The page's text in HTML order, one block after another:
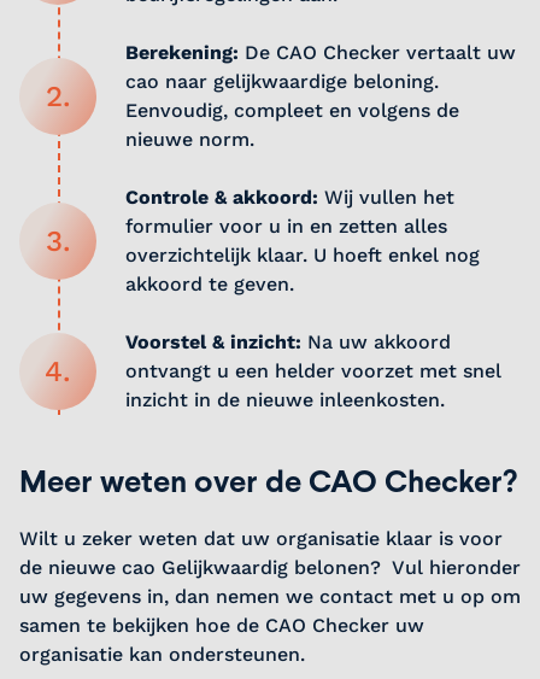
2.
Berekening: De CAO Checker vertaalt uw
cao naar gelijkwaardige beloning.
Eenvoudig, compleet en volgens de
nieuwe norm.
3.
Controle & akkoord: Wij vullen het
formulier voor u in en zetten alles
overzichtelijk klaar. U hoeft enkel nog
akkoord te geven.
4.
Voorstel & inzicht: Na uw akkoord
ontvangt u een helder voorzet met snel
inzicht in de nieuwe inleenkosten.
Meer weten over de CAO Checker?
Wilt u zeker weten dat uw organisatie klaar is voor
de nieuwe cao Gelijkwaardig belonen? Vul hieronder
uw gegevens in, dan nemen we contact met u op om
samen te bekijken hoe de CAO Checker uw
organisatie kan ondersteunen.